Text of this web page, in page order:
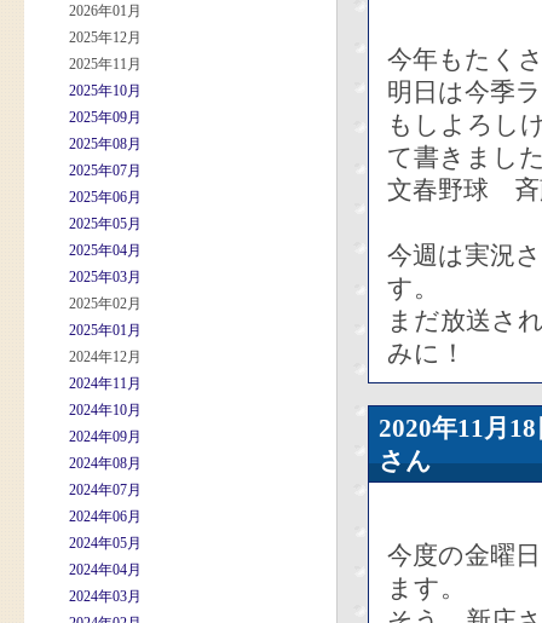
2026年01月
2025年12月
2025年11月
2025年10月
2025年09月
2025年08月
2025年07月
2025年06月
2025年05月
2025年04月
2025年03月
2025年02月
2025年01月
2024年12月
2024年11月
2024年10月
2024年09月
2024年08月
2024年07月
2024年06月
2024年05月
2024年04月
2024年03月
今年もたく
明日は今季
もしよろし
て書きまし
文春野球 斉
今週は実況
す。
まだ放送さ
みに！
2020年11
さん
今度の金曜
ます。